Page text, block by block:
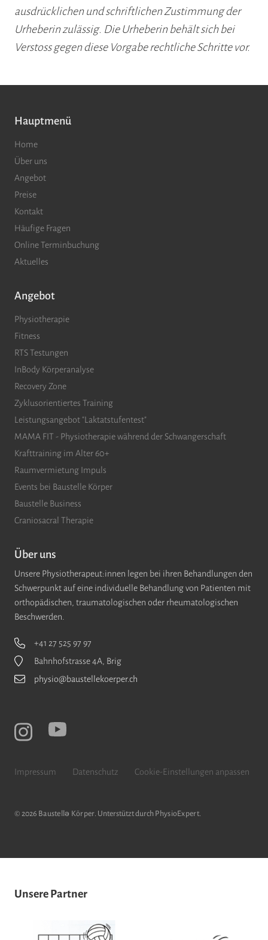
ausdrücklichen und schriftlichen Zustimmung der
Urheberin zulässig. Die Urheberin behält sich bei
Verstoss gegen diese Vorgabe rechtliche Schritte vor.
Hauptmenü
Home
Über uns
Angebot
Preise
Kontakt
Häufige Fragen
Online Terminbuchung
Aktuelles
Angebot
Physiotherapie
Fitness
RTS Testungen
InBody Körperanalyse
Recovery Zone
Zyklusorientiertes Training
Leistungsangebot "Laktatstufentest"
MAMA FIT - Physiotherapie während der Schwangerschaft
Krafttraining im Alter 60+
Raumvermietung Impuls
Events bei Baustelle Körper
Baustelle Business
Craniosacral Therapie
Über uns
Unsere Physiotherapeut:innen legen bei ihren Behandlungen den
Schwerpunkt auf eine individuelle Behandlung von Patienten mit
orthopädischen, traumatologischen oder rheumatologischen
Beschwerden.
+41 27 525 97 97
Bahnhofstrasse 4A, Brig
physio@baustellekoerper.ch
Impressum Datenschutz Cookie-Einstellungen anpassen
© 2026 Baustellǝ Körper. Unterstützt durch PhysioExpert.
Unsere Partner